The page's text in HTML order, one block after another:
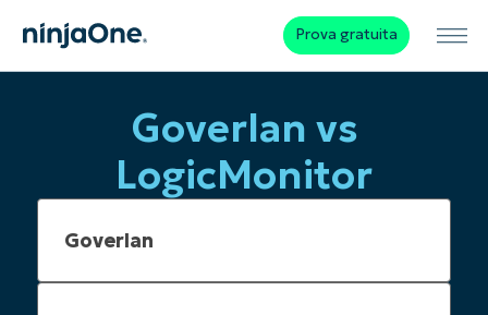
Prova gratuita
Goverlan vs
LogicMonitor